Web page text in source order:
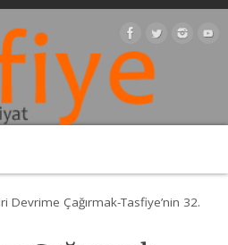
Devrime Çağırmak-Tasfiye’nin 32.